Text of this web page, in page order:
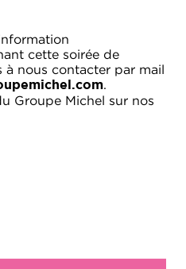
cette soirée de
à nous contacter par mail
.
Groupe Michel sur nos